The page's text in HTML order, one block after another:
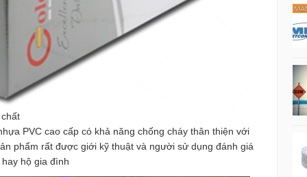
PVC cao cấp có khả năng chống cháy thân thiện với
phẩm rất được giới kỹ thuật và người sử dụng đánh giá
hộ gia đình